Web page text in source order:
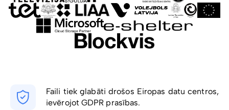
Faili tiek glabāti drošos Eiropas datu centros,
ievērojot GDPR prasības.